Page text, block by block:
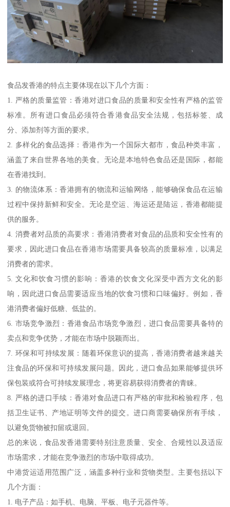
食品发香港的特点主要体现在以下几个方面：
1. 严格的质量监管：香港对进口食品的质量和安全性有严格的监管
标准。所有进口食品必须符合香港食品安全法规，包括标签、成
分、添加剂等方面的要求。
2. 多样化的食品选择：香港作为一个国际大都市，食品种类丰富，
涵盖了来自世界各地的美食。无论是本地特色食品还是国际，都能
在香港找到。
3. 的物流体系：香港拥有的物流和运输网络，能够确保食品在运输
过程中保持新鲜和安全。无论是空运、海运还是陆运，香港都能提
供的服务。
4. 消费者对品质的高要求：香港消费者对食品的品质和安全性有的
要求，因此进口食品在香港市场需要具备较高的质量标准，以满足
消费者的需求。
5. 文化和饮食习惯的影响：香港的饮食文化深受中西方文化的影
响，因此进口食品需要适应当地的饮食习惯和口味偏好。例如，香
港消费者偏好低糖、低盐的。
6. 市场竞争激烈：香港食品市场竞争激烈，进口食品需要具备特的
卖点和竞争优势，才能在市场中脱颖而出。
7. 环保和可持续发展：随着环保意识的提高，香港消费者越来越关
注食品的环保和可持续发展问题。因此，进口食品如果能够提供环
保包装或符合可持续发展理念，将更容易获得消费者的青睐。
8. 严格的进口手续：香港对食品进口有严格的审批和检验程序，包
括卫生证书、产地证明等文件的提交。进口商需要确保所有手续，
以避免货物被扣留或退回。
总的来说，食品发香港需要特别注意质量、安全、合规性以及适应
市场需求，才能在竞争激烈的市场中取得成功。
中港货运适用范围广泛，涵盖多种行业和货物类型。主要包括以下
几个方面：
1. 电子产品：如手机、电脑、平板、电子元器件等。